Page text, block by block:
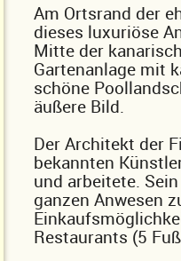
Am Ortsrand der
dieses luxuriöse
Mitte der
Gartenanlage mit
schöne
äußere Bild.
Der Architekt der
bekannten
und arbeitete.
ganzen Anwesen
Restaurants (5